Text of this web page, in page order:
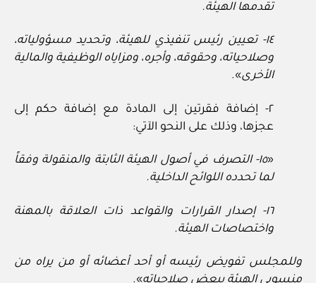
تقدمها الهيئة.
١٤- تعيين رئيس تنفيذي للهيئة، وتحديد مسؤولياته،
وصلاحياته، وحقوقه، وأجره، ومزاياه الوظيفية والمالية
الأخرى».
٢- إضافة فقرتين إلى المادة مع إضافة حكم إلى
عجزها، وذلك على النحو الآتي:
«
١٥- التصرف في أصول الهيئة الثابتة والمنقولة وفقاً
لما تحدده اللوائح الداخلية.
١٦- إصدار القرارات والقواعد ذات العلاقة بالمهنة
واختصاصات الهيئة.
وللمجلس تفويض رئيسه أو أحد أعضائه أو من يراه من
منسوبي الهيئة ببعض صلاحياته».